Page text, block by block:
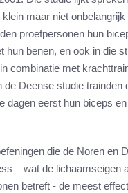
maar niet
proefpersonen hun
hun benen, en ook in die
combinatie met
de Deense studie trainden
dagen eerst hun biceps
die de Noren en
– wat de lichaamseigen
betreft - de meest